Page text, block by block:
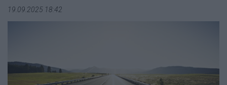
19.09.2025 18:42